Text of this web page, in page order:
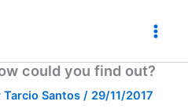
could you find out?
Tarcio Santos / 29/11/2017